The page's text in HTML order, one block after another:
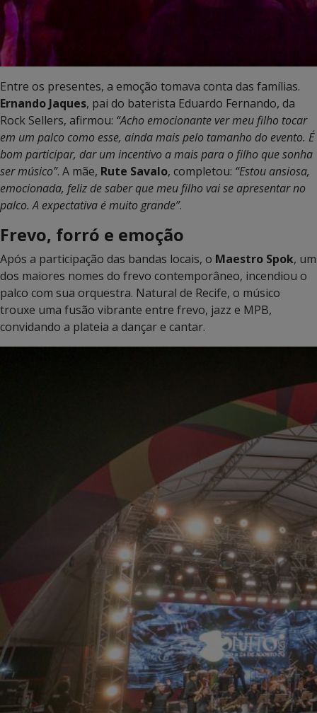
Entre os presentes, a emoção tomava conta das famílias.
Ernando Jaques, pai do baterista Eduardo Fernando, da
Rock Sellers, afirmou: “Acho emocionante ver meu filho tocar
em um palco como esse, ainda mais pelo tamanho do evento. É
bom participar, dar um incentivo a mais para o filho que sonha
ser músico”. A mãe, Rute Savalo, completou: “Estou ansiosa,
emocionada, feliz de saber que meu filho vai se apresentar no
palco. A expectativa é muito grande”.
Frevo, forró e emoção
Após a participação das bandas locais, o Maestro Spok, um
dos maiores nomes do frevo contemporâneo, incendiou o
palco com sua orquestra. Natural de Recife, o músico
trouxe uma fusão vibrante entre frevo, jazz e MPB,
convidando a plateia a dançar e cantar.